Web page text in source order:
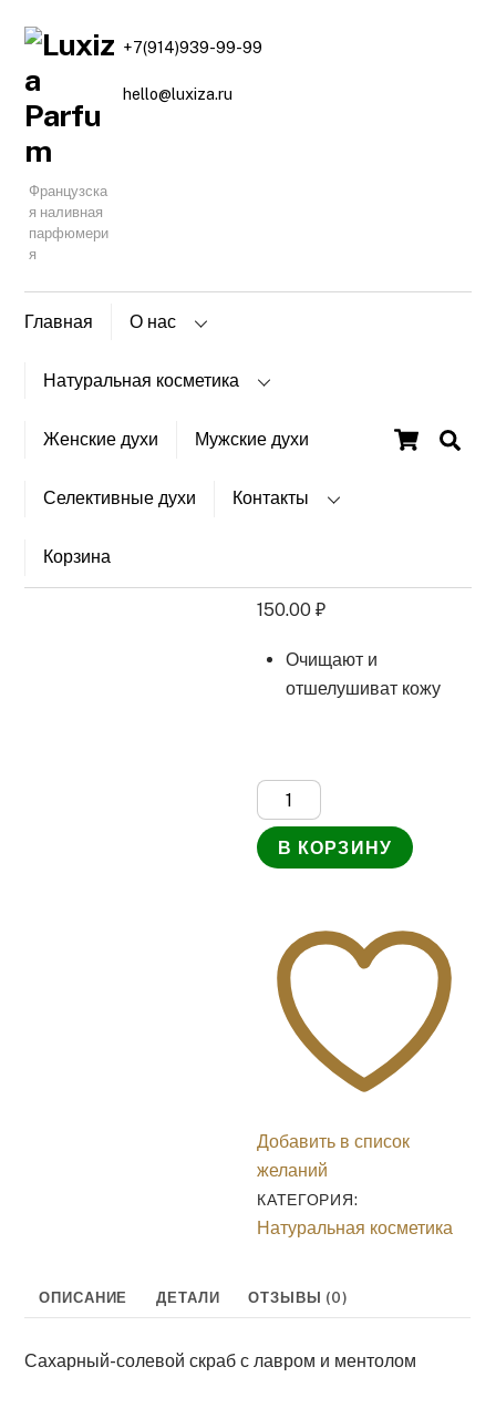
Французска
я наливная
парфюмери
я
Главная О нас
Натуральная косметика
Женские духи Мужские духи
Селективные духи Контакты
Корзина
+7(914)939-99-99
hello@luxiza.ru
косметика/ Масляный сахарно-солевой скраб с
Масляный
150.00₽
Очищают и
отшелушиват кожу
Количество
товара
Масляный
скраб
ментолом
В КОРЗИНУ
Добавить в список
желаний
КАТЕГОРИЯ:
Натуральная косметика
ОПИСАНИЕ ДЕТАЛИ ОТЗЫВЫ (0)
Сахарный-солевой скраб с лавром и ментолом